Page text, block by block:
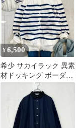
¥6,500
希少 サカイラック 異素
材ドッキング ボーダー
カーディガン バックフ